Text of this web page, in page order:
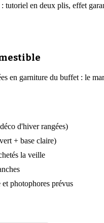
tutoriel en deux plis, effet
en garniture du buffet : le
d'hiver rangées)
+ base claire)
la veille
photophores prévus